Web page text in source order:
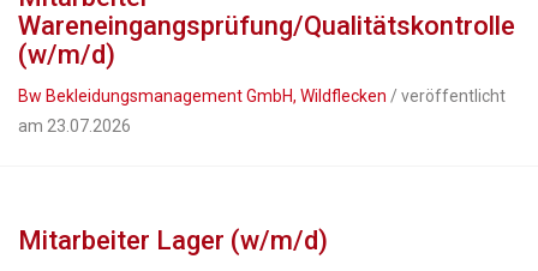
Wareneingangsprüfung/Qualitätskontrolle
(w/m/d)
Bw Bekleidungsmanagement GmbH, Wildflecken / veröffentlicht
am 23.07.2026
Mitarbeiter Lager (w/m/d)